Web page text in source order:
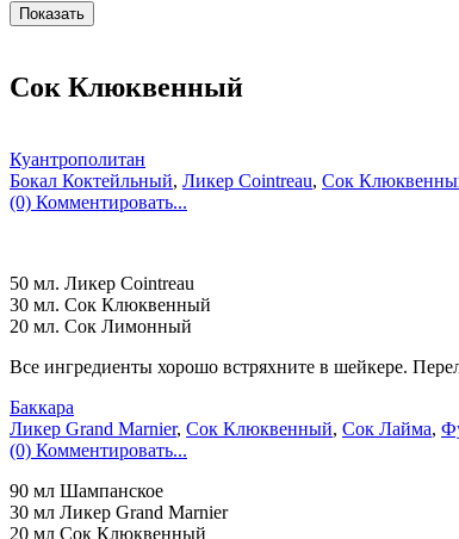
Сок Клюквенный
Куантрополитан
Бокал Коктейльный, Ликер Cointreau, Сок
(0) Комментировать...
50 мл. Ликер Cointreau
30 мл. Сок Клюквенный
20 мл. Сок Лимонный
Все ингредиенты хорошо встряхните в шейкере.
Баккара
Ликер Grand Marnier, Сок Клюквенный, Сок Лайма,
(0) Комментировать...
90 мл Шампанское
30 мл Ликер Grand Marnier
20 мл Сок Клюквенный